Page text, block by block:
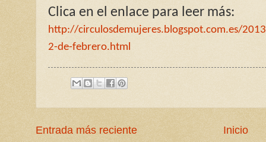
Clica en el enlace para leer más:
http://circulosdemujeres.blogspot.com.es/
2-de-febrero.html
Entrada más reciente Inicio